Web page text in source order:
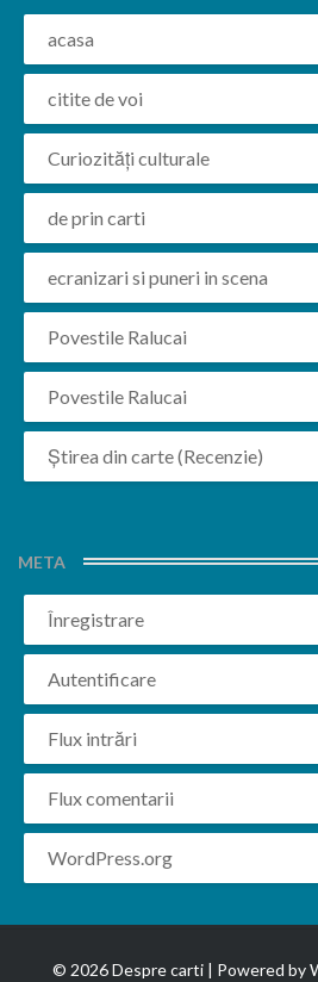
acasa
citite de voi
Curiozități culturale
de prin carti
ecranizari si puneri in scena
Povestile Ralucai
Povestile Ralucai
Știrea din carte (Recenzie)
META
Înregistrare
Autentificare
Flux intrări
Flux comentarii
WordPress.org
© 2026 Despre carti | Powered by